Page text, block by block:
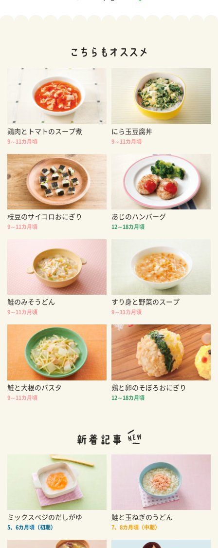
鶏肉とトマトのスープ煮
9～11カ月頃
にら玉豆腐丼
9～11カ月頃
枝豆のサイコロおにぎり
9～11カ月頃
あじのハンバーグ
12～18カ月頃
鮭のみそうどん
9～11カ月頃
すり身と野菜のスープ
9～11カ月頃
鮭と大根のパスタ
9～11カ月頃
鶏と卵のそぼろおにぎり
12～18カ月頃
ミックスベジのだしがゆ
5、6カ月頃（初期）
鮭と玉ねぎのうどん
7、8カ月頃（中期）